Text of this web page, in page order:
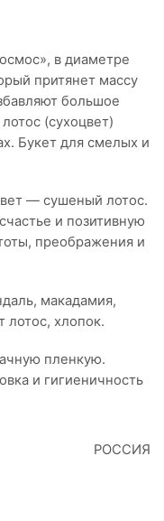
в диаметре
притянет массу
большое
(сухоцвет)
Букет для смелых и
— сушеный лотос.
и позитивную
преображения и
макадамия,
лотос, хлопок.
пленкую.
и гигиеничность
РОССИЯ